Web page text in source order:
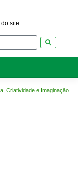
do site
Criatividade e Imaginação